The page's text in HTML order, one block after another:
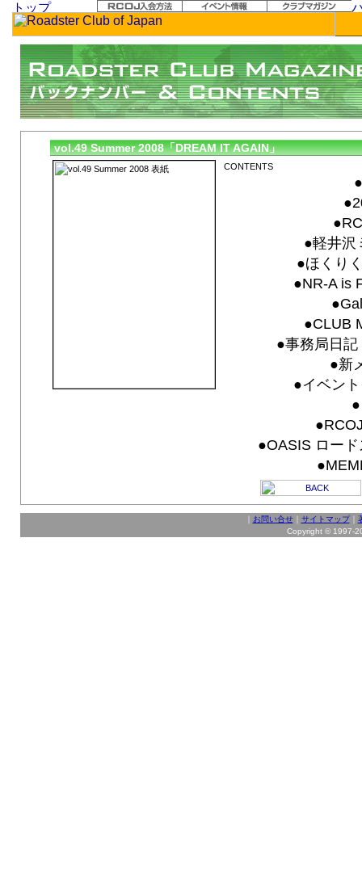
vol.49 Summer 2008「DREAM IT AGAIN」
●軽井沢
●ほくり
●NR-A is
●CLUB
●事務局日
●新
●イベン
●OASIS ロー
お問い合せ｜ サイトマップ｜
Copyright © 1997-